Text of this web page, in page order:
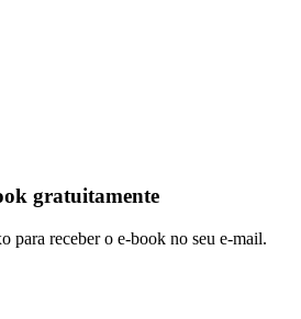
gratuitamente
para receber o e-book no seu e-mail.